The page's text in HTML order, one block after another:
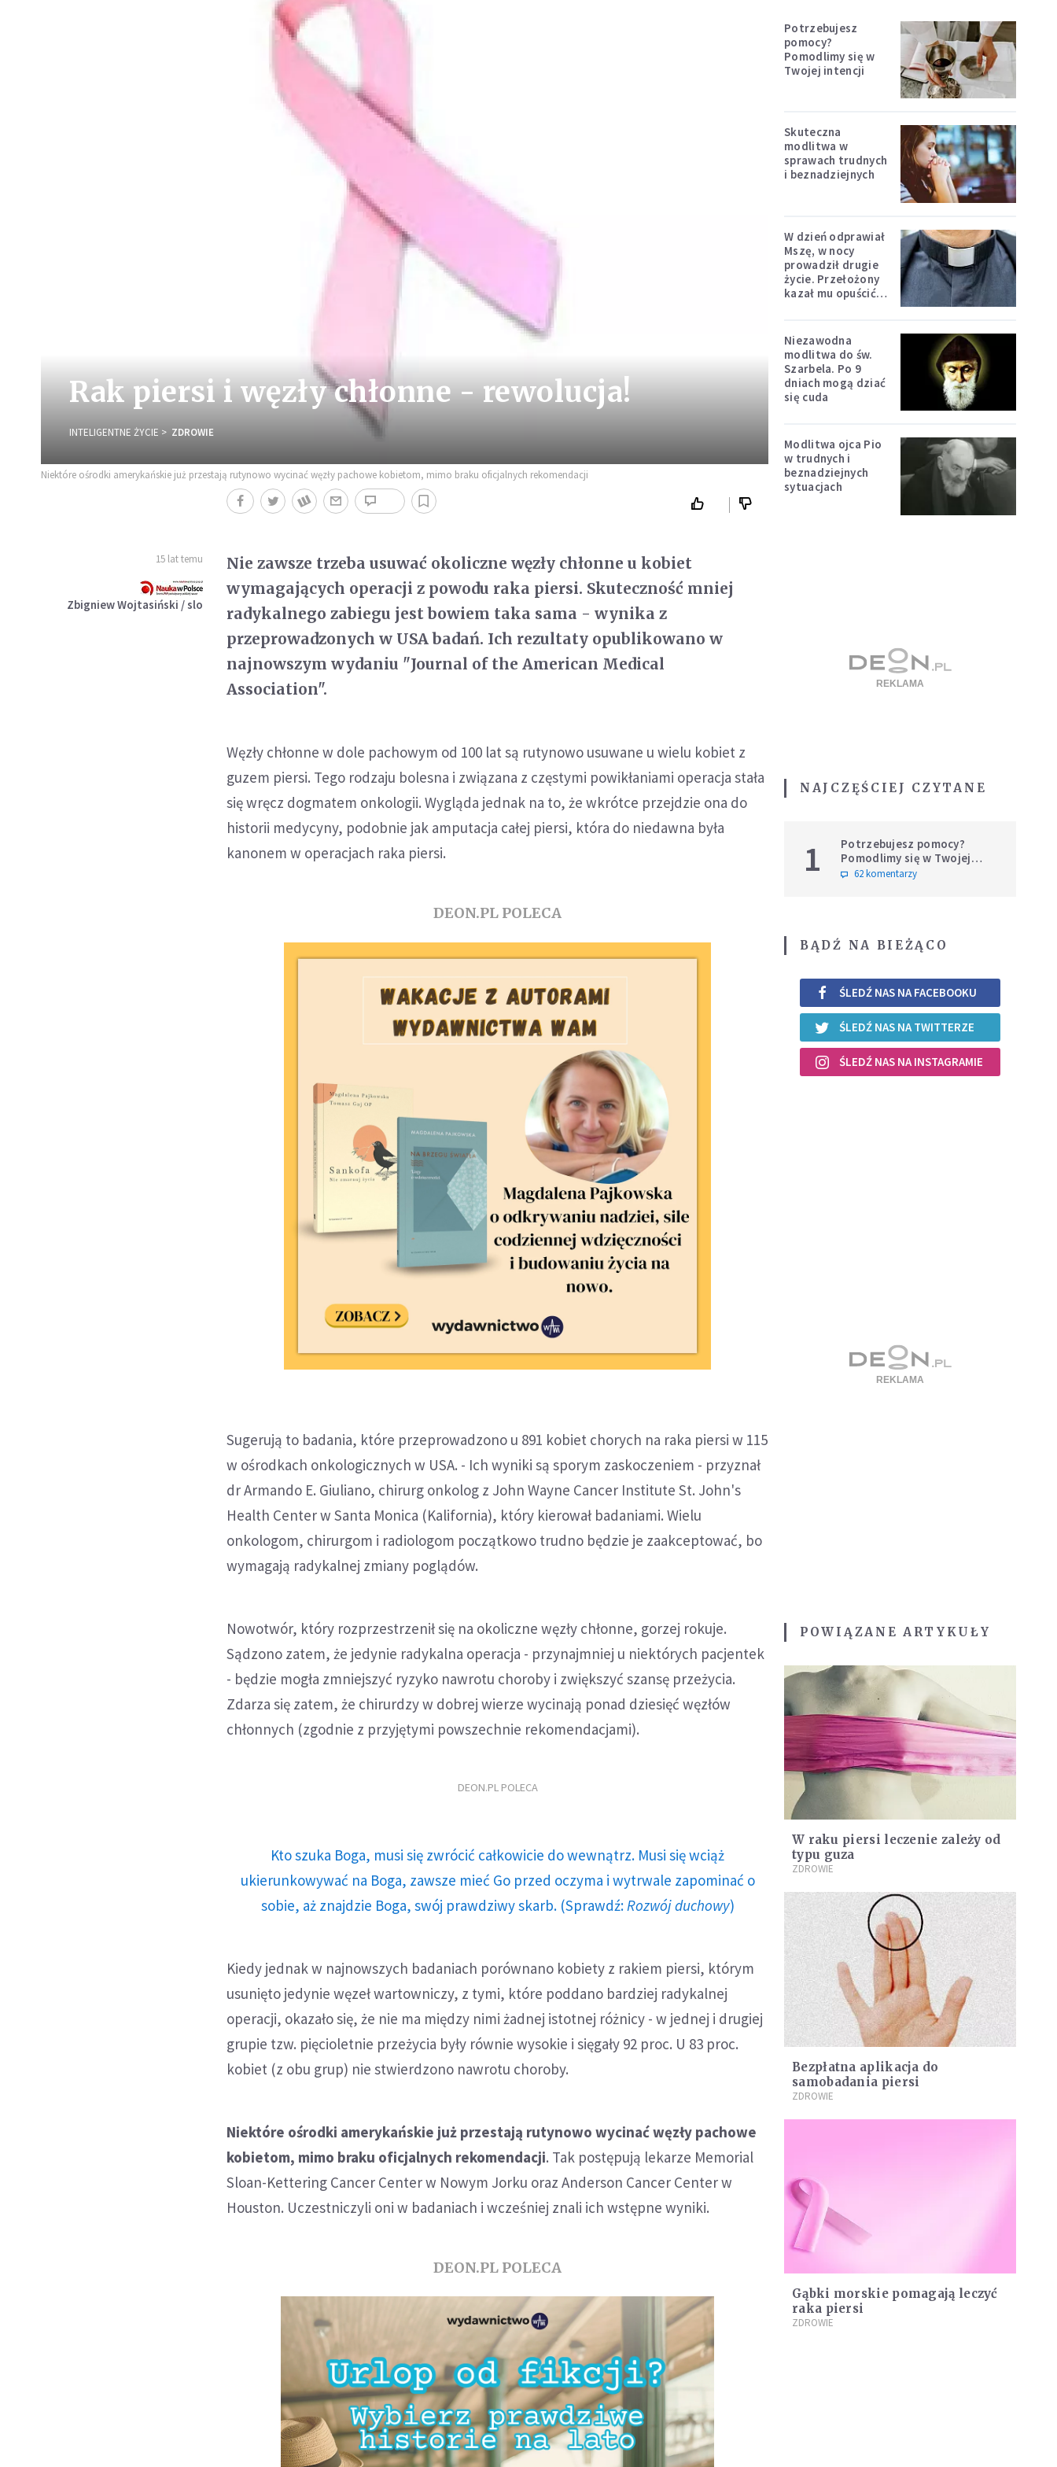
Rak piersi i węzły chłonne - rewolucja!
INTELIGENTNE ŻYCIE ZDROWIE
Niektóre ośrodki amerykańskie już przestają rutynowo wycinać węzły pachowe kobietom, mimo braku oficjalnych rekomendacji
15 lat temu
Zbigniew Wojtasiński / slo
Nie zawsze trzeba usuwać okoliczne węzły chłonne u kobiet
wymagających operacji z powodu raka piersi. Skuteczność mniej
radykalnego zabiegu jest bowiem taka sama - wynika z
przeprowadzonych w USA badań. Ich rezultaty opublikowano w
najnowszym wydaniu "Journal of the American Medical
Association".
Węzły chłonne w dole pachowym od 100 lat są rutynowo usuwane u wielu kobiet z
guzem piersi. Tego rodzaju bolesna i związana z częstymi powikłaniami operacja stała
się wręcz dogmatem onkologii. Wygląda jednak na to, że wkrótce przejdzie ona do
historii medycyny, podobnie jak amputacja całej piersi, która do niedawna była
kanonem w operacjach raka piersi.
DEON.PL POLECA
Sugerują to badania, które przeprowadzono u 891 kobiet chorych na raka piersi w 115
w ośrodkach onkologicznych w USA. - Ich wyniki są sporym zaskoczeniem - przyznał
dr Armando E. Giuliano, chirurg onkolog z John Wayne Cancer Institute St. John's
Health Center w Santa Monica (Kalifornia), który kierował badaniami. Wielu
onkologom, chirurgom i radiologom początkowo trudno będzie je zaakceptować, bo
wymagają radykalnej zmiany poglądów.
Nowotwór, który rozprzestrzenił się na okoliczne węzły chłonne, gorzej rokuje.
Sądzono zatem, że jedynie radykalna operacja - przynajmniej u niektórych pacjentek
- będzie mogła zmniejszyć ryzyko nawrotu choroby i zwiększyć szansę przeżycia.
Zdarza się zatem, że chirurdzy w dobrej wierze wycinają ponad dziesięć węzłów
chłonnych (zgodnie z przyjętymi powszechnie rekomendacjami).
DEON.PL POLECA
Kto szuka Boga, musi się zwrócić całkowicie do wewnątrz. Musi się wciąż
ukierunkowywać na Boga, zawsze mieć Go przed oczyma i wytrwale zapominać o
sobie, aż znajdzie Boga, swój prawdziwy skarb. (Sprawdź: Rozwój duchowy)
Kiedy jednak w najnowszych badaniach porównano kobiety z rakiem piersi, którym
usunięto jedynie węzeł wartowniczy, z tymi, które poddano bardziej radykalnej
operacji, okazało się, że nie ma między nimi żadnej istotnej różnicy - w jednej i drugiej
grupie tzw. pięcioletnie przeżycia były równie wysokie i sięgały 92 proc. U 83 proc.
kobiet (z obu grup) nie stwierdzono nawrotu choroby.
Niektóre ośrodki amerykańskie już przestają rutynowo wycinać węzły pachowe
kobietom, mimo braku oficjalnych rekomendacji. Tak postępują lekarze Memorial
Sloan-Kettering Cancer Center w Nowym Jorku oraz Anderson Cancer Center w
Houston. Uczestniczyli oni w badaniach i wcześniej znali ich wstępne wyniki.
DEON.PL POLECA
Potrzebujesz
pomocy?
Pomodlimy się w
Twojej intencji
Skuteczna
modlitwa w
sprawach trudnych
i beznadziejnych
W dzień odprawiał
Mszę, w nocy
prowadził drugie
życie. Przełożony
kazał mu opuścić
Niezawodna
modlitwa do św.
Szarbela. Po 9
dniach mogą dziać
się cuda
Modlitwa ojca Pio
w trudnych i
beznadziejnych
sytuacjach
NAJCZĘŚCIEJ CZYTANE
1
Potrzebujesz pomocy?
Pomodlimy się w Twojej
intencji
62 komentarzy
BĄDŹ NA BIEŻĄCO
ŚLEDŹ NAS NA FACEBOOKU
ŚLEDŹ NAS NA TWITTERZE
ŚLEDŹ NAS NA INSTAGRAMIE
POWIĄZANE ARTYKUŁY
W raku piersi leczenie zależy od
typu guza
ZDROWIE
Bezpłatna aplikacja do
samobadania piersi
ZDROWIE
Gąbki morskie pomagają leczyć
raka piersi
ZDROWIE